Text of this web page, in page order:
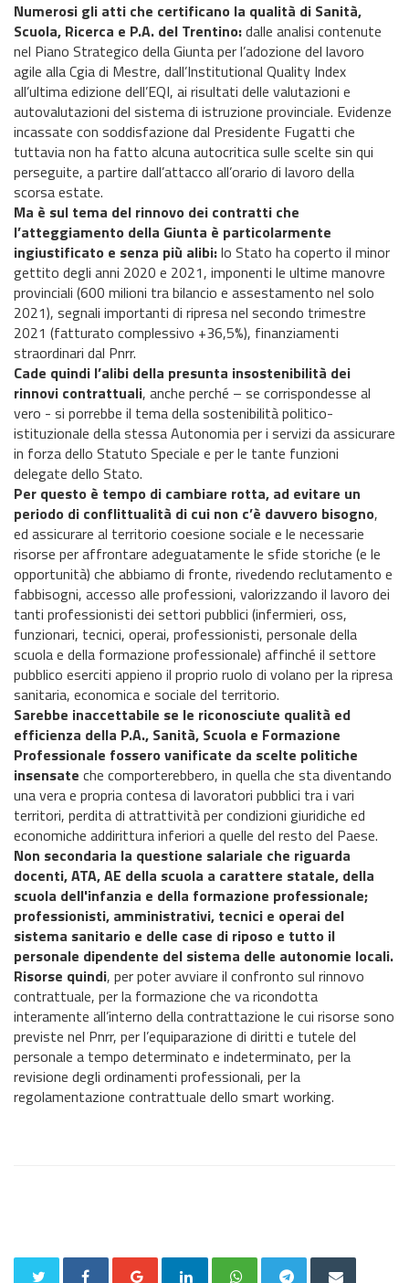
Numerosi gli atti che certificano la qualità di Sanità,
Scuola, Ricerca e P.A. del Trentino:dalle analisi contenute
nel Piano Strategico della Giunta per l’adozione del lavoro
agile alla Cgia di Mestre, dall’Institutional Quality Index
all’ultima edizione dell’EQI, ai risultati delle valutazioni e
autovalutazioni del sistema di istruzione provinciale. Evidenze
incassate con soddisfazione dal Presidente Fugatti che
tuttavia non ha fatto alcuna autocritica sulle scelte sin qui
perseguite, a partire dall’attacco all’orario di lavoro della
scorsa estate.
Ma è sul tema del rinnovo dei contratti che
l’atteggiamento della Giunta è particolarmente
ingiustificato e senza più alibi:lo Stato ha coperto il minor
gettito degli anni 2020 e 2021, imponenti le ultime manovre
provinciali (600 milioni tra bilancio e assestamento nel solo
2021), segnali importanti di ripresa nel secondo trimestre
2021 (fatturato complessivo +36,5%), finanziamenti
straordinari dal Pnrr.
Cade quindi l’alibi della presunta insostenibilità dei
rinnovi contrattuali, anche perché – se corrispondesse al
vero - si porrebbe il tema della sostenibilità politico-
istituzionale della stessa Autonomia per i servizi da assicurare
in forza dello Statuto Speciale e per le tante funzioni
delegate dello Stato.
Per questo è tempo di cambiare rotta, ad evitare un
periodo di conflittualità di cui non c’è davvero bisogno,
ed assicurare al territorio coesione sociale e le necessarie
risorse per affrontare adeguatamente le sfide storiche (e le
opportunità) che abbiamo di fronte, rivedendo reclutamento e
fabbisogni, accesso alle professioni, valorizzando il lavoro dei
tanti professionisti dei settori pubblici (infermieri, oss,
funzionari, tecnici, operai, professionisti, personale della
scuola e della formazione professionale) affinché il settore
pubblico eserciti appieno il proprio ruolo di volano per la ripresa
sanitaria, economica e sociale del territorio.
Sarebbe inaccettabile se le riconosciute qualità ed
efficienza della P.A., Sanità, Scuola e Formazione
Professionale fossero vanificate da scelte politiche
insensate che comporterebbero, in quella che sta diventando
una vera e propria contesa di lavoratori pubblici tra i vari
territori, perdita di attrattività per condizioni giuridiche ed
economiche addirittura inferiori a quelle del resto del Paese.
Non secondaria la questione salariale che riguarda
docenti, ATA, AE della scuola a carattere statale, della
scuola dell'infanzia e della formazione professionale;
professionisti, amministrativi, tecnici e operai del
sistema sanitario e delle case di riposo e tutto il
personale dipendente del sistema delle autonomie locali.
Risorse quindi, per poter avviare il confronto sul rinnovo
contrattuale, per la formazione che va ricondotta
interamente all’interno della contrattazione le cui risorse sono
previste nel Pnrr, per l’equiparazione di diritti e tutele del
personale a tempo determinato e indeterminato, per la
revisione degli ordinamenti professionali, per la
regolamentazione contrattuale dello smart working.